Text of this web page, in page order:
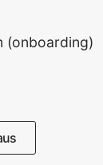
(onboarding)